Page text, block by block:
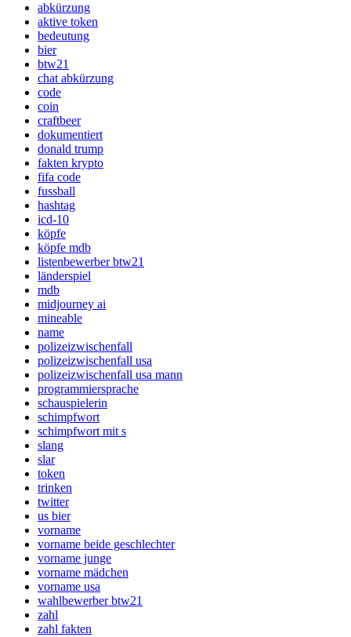
abkürzung
aktive token
bedeutung
bier
btw21
chat abkürzung
code
coin
craftbeer
dokumentiert
donald trump
fakten krypto
fifa code
fussball
hashtag
icd-10
köpfe
köpfe mdb
listenbewerber btw21
länderspiel
mdb
midjourney ai
mineable
name
polizeizwischenfall
polizeizwischenfall usa
polizeizwischenfall usa mann
programmiersprache
schauspielerin
schimpfwort
schimpfwort mit s
slang
slar
token
trinken
twitter
us bier
vorname
vorname beide geschlechter
vorname junge
vorname mädchen
vorname usa
wahlbewerber btw21
zahl
zahl fakten